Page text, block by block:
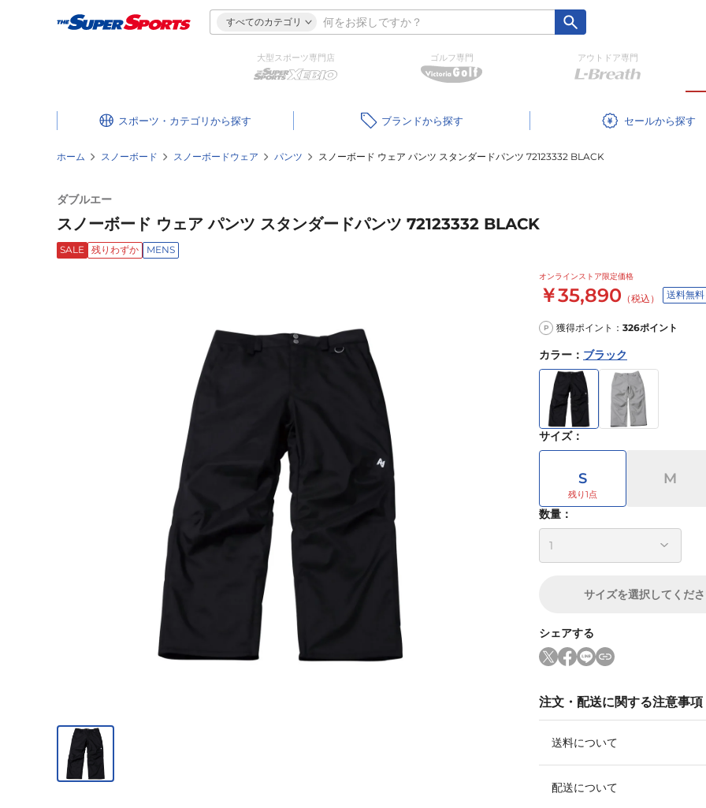
すべてのカテゴリ
大型スポーツ専門店 ゴルフ専門 アウトドア専門
スポーツ・カテゴリ ブランド セール
ホーム スノーボード スノーボードウェア パンツ スノーボード ウェア パンツ スタンダードパンツ 72123332 BLACK
ダブルエー
スノーボード ウェア パンツ スタンダードパンツ 72123332 BLACK
SALE 残りわずか MENS
オンラインストア限定価格
￥35,890 （税込） 送料無料
P 獲得ポイント： 326ポイント
カラー ： ブラック
サイズ：
S M
数量：
サイズを選択してくだ
シェアする
注文・配送に関する注意事項
送料について
配送について